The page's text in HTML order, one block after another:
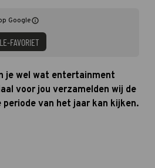
Google
FAVORIET
je wel wat entertainment
voor jou verzamelden wij de
van het jaar kan kijken.